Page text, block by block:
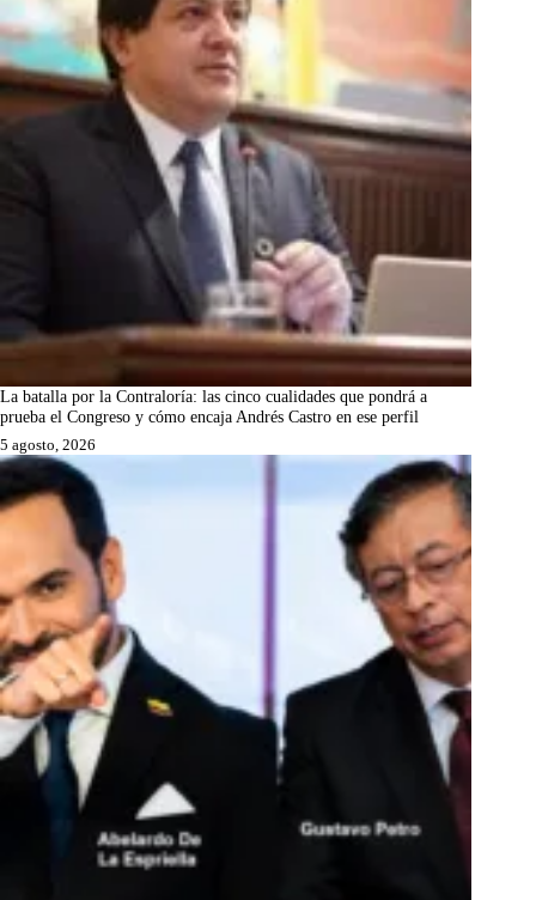
La batalla por la Contraloría: las cinco cualidades que pondrá a
prueba el Congreso y cómo encaja Andrés Castro en ese perfil
5 agosto, 2026